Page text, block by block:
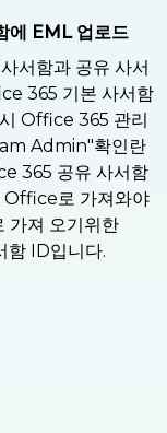
에 EML 업로드
서함과 공유 사서
365 기본 사서함
Office 365 관리
am Admin"확인란
365 공유 사서함
Office로 가져와야
가져 오기위한
함 ID입니다.